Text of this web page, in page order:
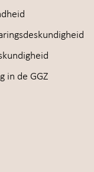
in de GGZ